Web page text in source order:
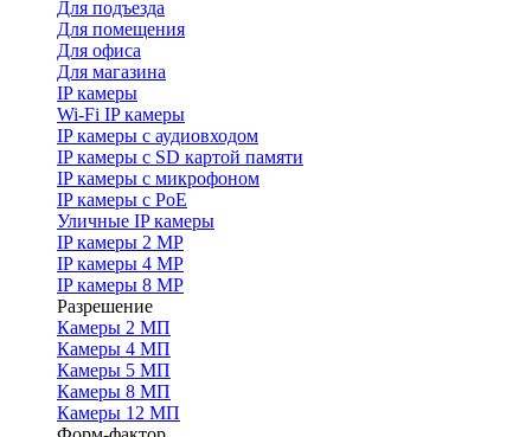
Для подъезда
Для помещения
Для офиса
Для магазина
IP камеры
Wi-Fi IP камеры
IP камеры с аудиовходом
IP камеры с SD картой памяти
IP камеры с микрофоном
IP камеры с PoE
Уличные IP камеры
IP камеры 2 MP
IP камеры 4 MP
IP камеры 8 MP
Разрешение
Камеры 2 МП
Камеры 4 МП
Камеры 5 МП
Камеры 8 МП
Камеры 12 МП